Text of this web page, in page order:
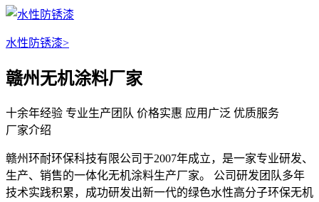
水性防锈漆>
赣州无机涂料厂家
十余年经验 专业生产团队 价格实惠 应用广泛 优质服务
厂家介绍
赣州环耐环保科技有限公司于2007年成立，是一家专业研发、
生产、销售的一体化无机涂料生产厂家。 公司研发团队多年
技术实践积累，成功研发出新一代的绿色水性高分子环保无机